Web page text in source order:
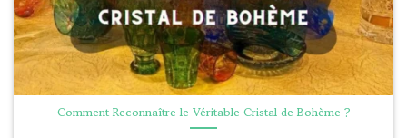
Comment Reconnaître le Véritable Cristal de Bohème ?